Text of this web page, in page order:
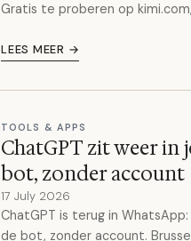
Gratis te proberen op
LEES MEER →
TOOLS & APPS
ChatGPT zit weer in
bot, zonder account
17 July 2026
ChatGPT is terug in
de bot, zonder account.